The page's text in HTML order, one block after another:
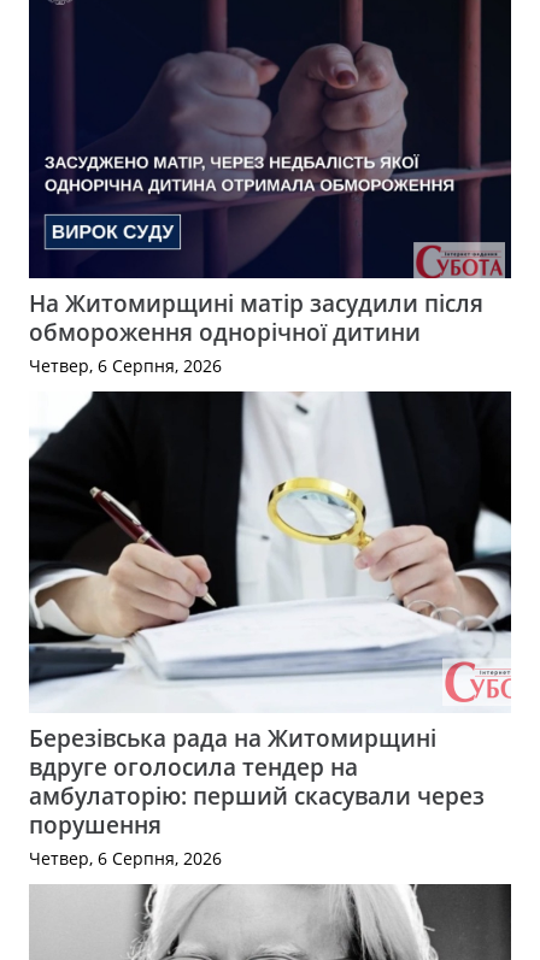
На Житомирщині матір засудили після
обмороження однорічної дитини
Четвер, 6 Серпня, 2026
Березівська рада на Житомирщині
вдруге оголосила тендер на
амбулаторію: перший скасували через
порушення
Четвер, 6 Серпня, 2026